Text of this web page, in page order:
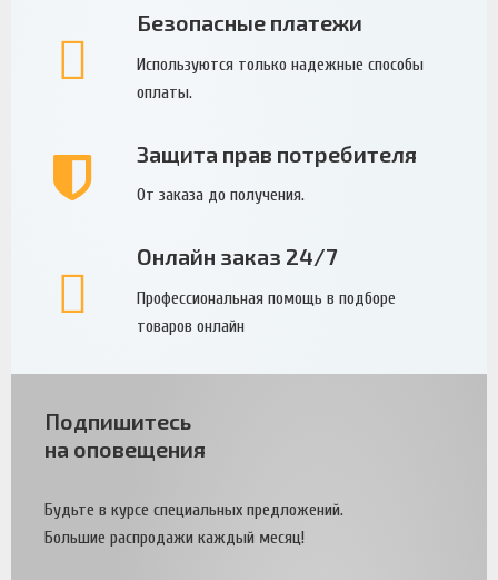
Безопасные платежи
Используются только надежные способы
оплаты.
Защита прав потребителя
От заказа до получения.
Онлайн заказ 24/7
Профессиональная помощь в подборе
товаров онлайн
Подпишитесь
на оповещения
Будьте в курсе специальных предложений.
Большие распродажи каждый месяц!